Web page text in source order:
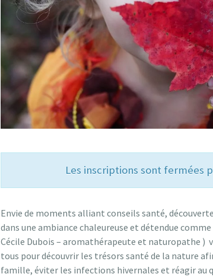
Les inscriptions sont fermées
Envie de moments alliant conseils santé,
dans une ambiance chaleureuse et détendue comme
Cécile Dubois – aromathérapeute et naturopathe )
tous pour découvrir les trésors santé de la nature
famille, éviter les infections hivernales et réagir au